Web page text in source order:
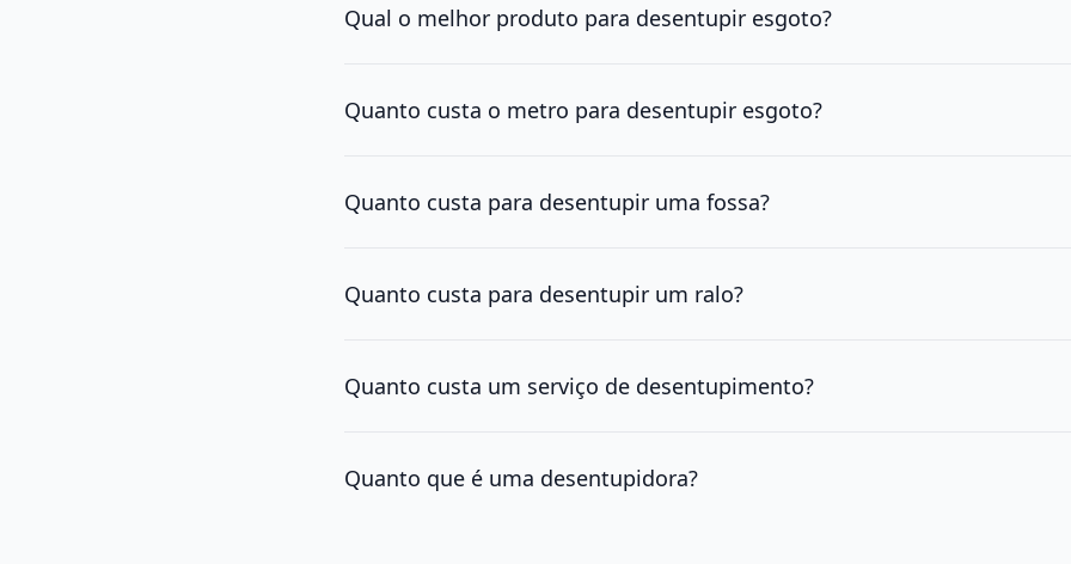
Qual o melhor produto para desentupir esgoto?
Quanto custa o metro para desentupir esgoto?
Quanto custa para desentupir uma fossa?
Quanto custa para desentupir um ralo?
Quanto custa um serviço de desentupimento?
Quanto que é uma desentupidora?